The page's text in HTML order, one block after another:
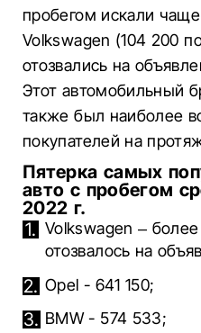
пробегом искали
Volkswagen (104 200
отозвались на
Этот автомобильный
также был наиболее
покупателей на
Пятерка самых
авто с пробегом
2022 г.
Volkswagen –
отозвалось на
Opel - 641 150;
BMW - 574 533;